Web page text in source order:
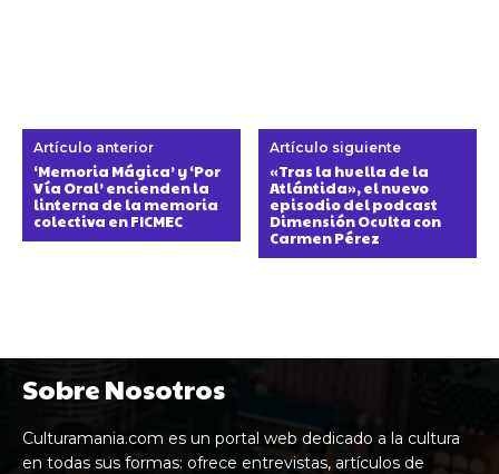
Artículo anterior
‘Memoria Mágica’ y ‘Por
Vía Oral’ encienden la
linterna de la memoria
colectiva en FICMEC
Artículo siguiente
«Tras la huella de la
Atlántida», el nuevo
episodio del podcast
Dimensión Oculta con
Carmen Pérez
Sobre Nosotros
Culturamania.com es un portal web dedicado a la cultura
en todas sus formas: ofrece entrevistas, artículos de